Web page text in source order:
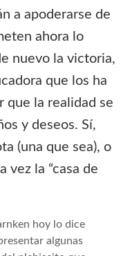
a apoderarse de
ahora lo
nuevo la victoria,
que los ha
que la realidad se
y deseos. Sí,
(una que sea), o
vez la “casa de
hoy lo dice
algunas